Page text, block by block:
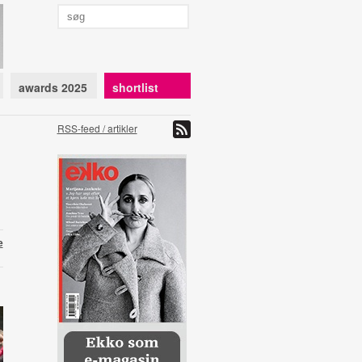
awards 2025 shortlist
RSS-feed / artikler